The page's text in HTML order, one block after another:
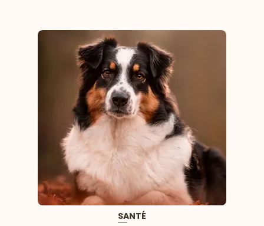
SANTÉ